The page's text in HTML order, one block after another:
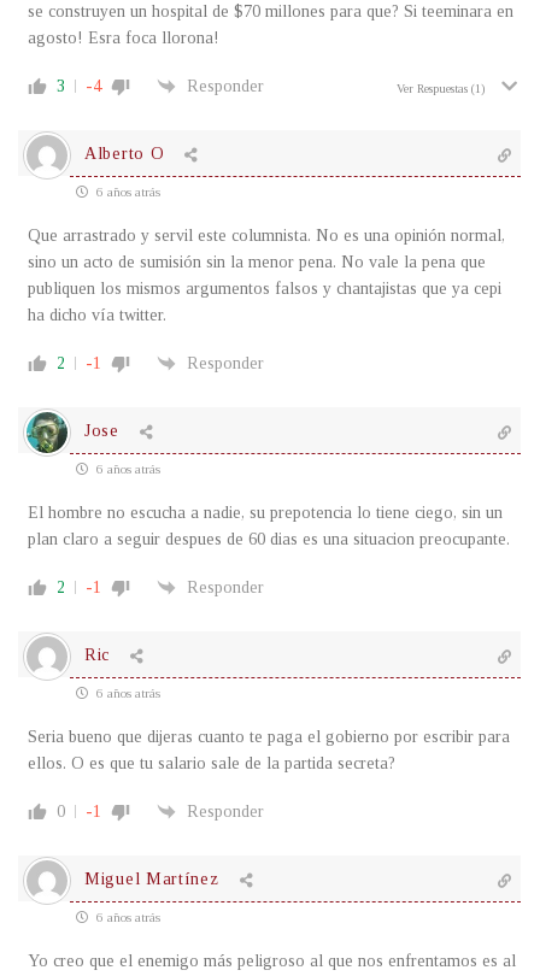
se construyen un hospital de $70 millones para que? Si teeminara en
agosto! Esra foca llorona!
3 -4 Responder Ver Respuestas (1)
Alberto O
6 años atrás
Que arrastrado y servil este columnista. No es una opinión normal,
sino un acto de sumisión sin la menor pena. No vale la pena que
publiquen los mismos argumentos falsos y chantajistas que ya cepi
ha dicho vía twitter.
2 -1 Responder
Jose
6 años atrás
El hombre no escucha a nadie, su prepotencia lo tiene ciego, sin un
plan claro a seguir despues de 60 dias es una situacion preocupante.
2 -1 Responder
Ric
6 años atrás
Seria bueno que dijeras cuanto te paga el gobierno por escribir para
ellos. O es que tu salario sale de la partida secreta?
0 -1 Responder
Miguel Martínez
6 años atrás
Yo creo que el enemigo más peligroso al que nos enfrentamos es al